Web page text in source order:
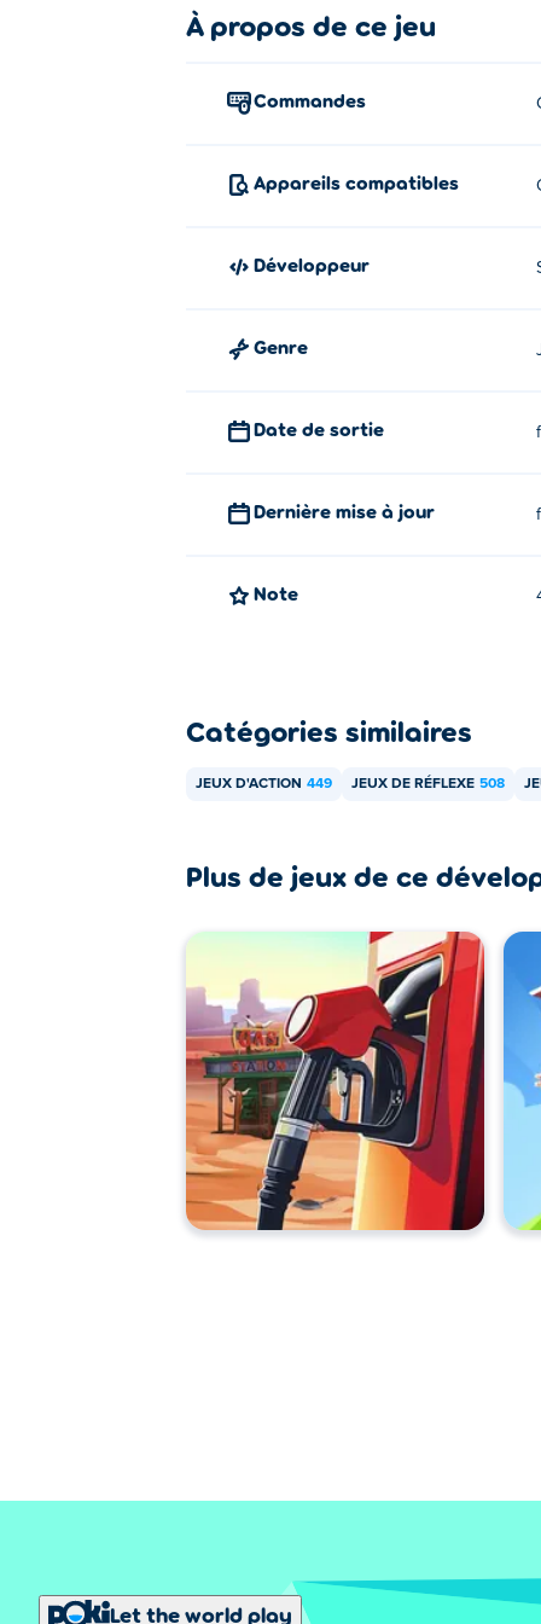
Qui a créé Tank Stars ?
Vous pouvez jouer gratuitement à Tank
Tank Stars est jouable sur ordinateur et
À propos de ce jeu
Commandes
Appareils compatibles
Développeur
Genre
Date de sortie
Dernière mise à jour
Note
Catégories similaires
JEUX D'ACTION 449 JEUX DE RÉFLEXE 508
Plus de jeux de ce
Let the world play